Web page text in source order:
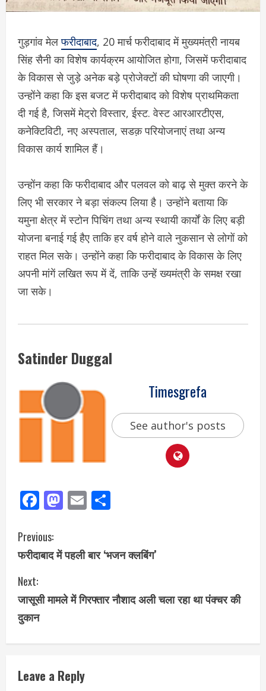
गुड़गांव मेलफरीदाबाद, 20 मार्च फरीदाबाद में मुख्यमंत्री नायब
सिंह सैनी का विशेष कार्यक्रम आयोजित होगा, जिसमें फरीदाबाद
के विकास से जुड़े अनेक बड़े प्रोजेक्टों की घोषणा की जाएगी।
उन्होंने कहा कि इस बजट में फरीदाबाद को विशेष प्राथमिकता
दी गई है, जिसमें मेट्रो विस्तार, ईस्ट. वेस्ट आरआरटीएस,
कनेक्टिविटी, नए अस्पताल, सडक़ परियोजनाएं तथा अन्य
विकास कार्य शामिल हैं।
उन्होंन कहा कि फरीदाबाद और पलवल को बाढ़ से मुक्त करने के
लिए भी सरकार ने बड़ा संकल्प लिया है। उन्होंने बताया कि
यमुना क्षेत्र में स्टोन पिचिंग तथा अन्य स्थायी कार्यों के लिए बड़ी
योजना बनाई गई हैए ताकि हर वर्ष होने वाले नुकसान से लोगों को
राहत मिल सके। उन्होंने कहा कि फरीदाबाद के विकास के लिए
अपनी मांगें लखित रूप में दें, ताकि उन्हें ख्यमंत्री के समक्ष रखा
जा सके।
Satinder Duggal
Timesgrefa
See author's posts
Facebook
Mastodon
Email
Previous:
फरीदाबाद में पहली बार ‘भजन क्लबिंग’
Next:
जासूसी मामले में गिरफ्तार नौशाद अली चला रहा था पंक्चर की
दुकान
Leave a Reply